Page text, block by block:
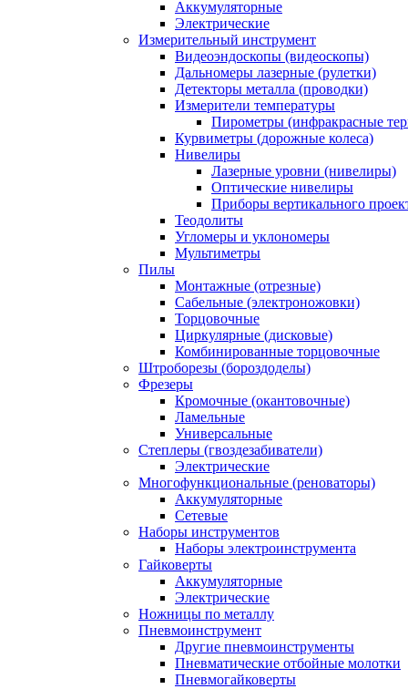
Аккумуляторные
Электрические
Измерительный инструмент
Видеоэндоскопы (видеоскопы)
Дальномеры лазерные (рулетки)
Детекторы металла (проводки)
Измерители температуры
Пирометры (инфракрасные
Курвиметры (дорожные колеса)
Нивелиры
Лазерные уровни (нивелиры)
Оптические нивелиры
Приборы вертикального
Теодолиты
Угломеры и уклономеры
Мультиметры
Пилы
Монтажные (отрезные)
Сабельные (электроножовки)
Торцовочные
Циркулярные (дисковые)
Комбинированные торцовочные
Штроборезы (бороздоделы)
Фрезеры
Кромочные (окантовочные)
Ламельные
Универсальные
Степлеры (гвоздезабиватели)
Электрические
Многофункциональные (реноваторы)
Аккумуляторные
Сетевые
Наборы инструментов
Наборы электроинструмента
Гайковерты
Аккумуляторные
Электрические
Ножницы по металлу
Пневмоинструмент
Другие пневмоинструменты
Пневматические отбойные молотки
Пневмогайковерты